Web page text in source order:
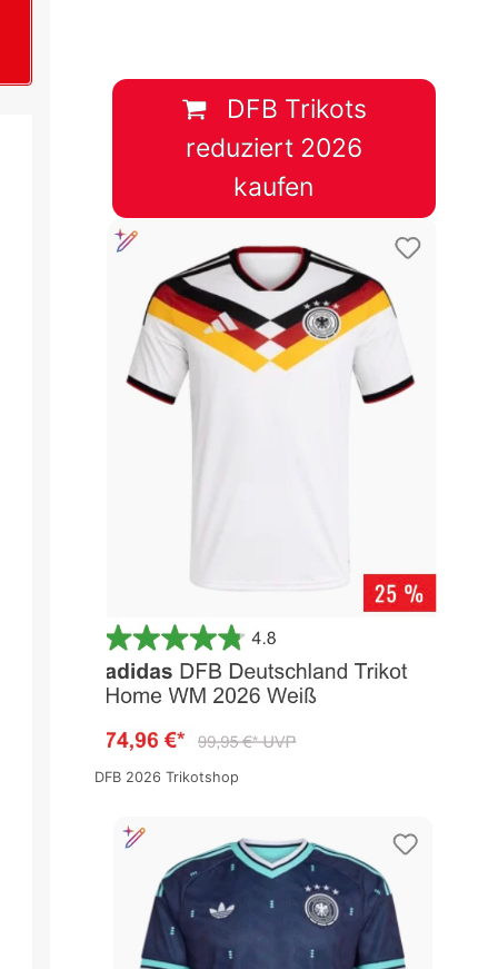
&
&
Tabelle
DFB Trikots
reduziert 2026
kaufen
DFB 2026 Trikotshop